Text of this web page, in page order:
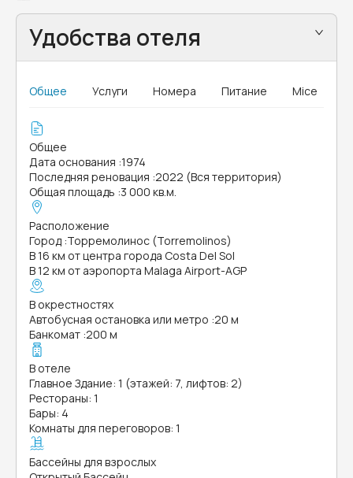
Удобства отеля
Общее Услуги Номера Питание Mice
Общее
Дата основания :1974
Последняя реновация :2022 (Вся территория)
Общая площадь :3 000 кв.м.
Расположение
Город :Торремолинос (Torremolinos)
В 16 км от центра города Costa Del Sol
В 12 км от аэропорта Malaga Airport-AGP
В окрестностях
Автобусная остановка или метро :20 м
Банкомат :200 м
В отеле
Главное Здание: 1 (этажей: 7, лифтов: 2)
Рестораны: 1
Бары: 4
Комнаты для переговоров: 1
Бассейны для взрослых